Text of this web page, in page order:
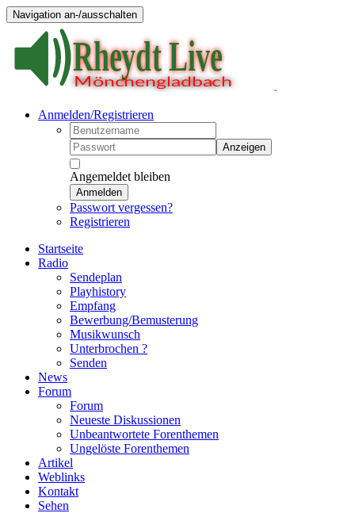
Navigation an-/ausschalten
Anmelden/Registrieren
Anzeigen
Angemeldet bleiben
Anmelden
Passwort vergessen?
Registrieren
Startseite
Radio
Sendeplan
Playhistory
Empfang
Bewerbung/Bemusterung
Musikwunsch
Unterbrochen ?
Senden
News
Forum
Forum
Neueste Diskussionen
Unbeantwortete Forenthemen
Ungelöste Forenthemen
Artikel
Weblinks
Kontakt
Sehen